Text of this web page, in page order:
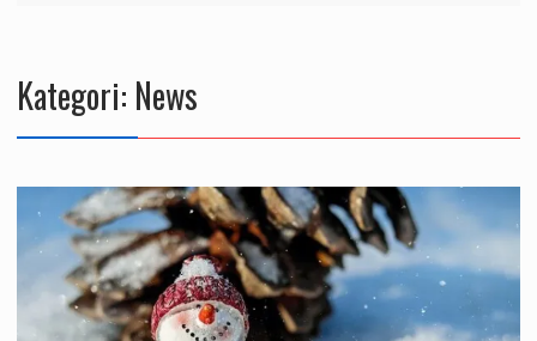
Kategori: News